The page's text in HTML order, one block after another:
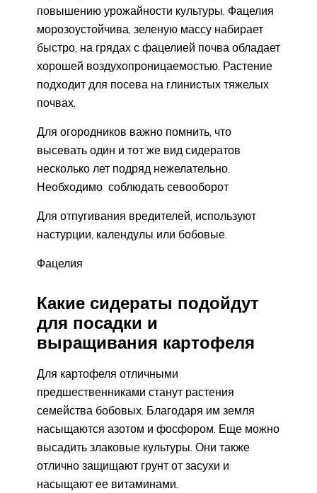
повышению урожайности культуры. Фацелия
морозоустойчива, зеленую массу набирает
быстро, на грядах с фацелией почва обладает
хорошей воздухопроницаемостью. Растение
подходит для посева на глинистых тяжелых
почвах.
Для огородников важно помнить, что
высевать один и тот же вид сидератов
несколько лет подряд нежелательно.
Необходимо соблюдать севооборот
Для отпугивания вредителей, используют
настурции, календулы или бобовые.
Фацелия
Какие сидераты подойдут
для посадки и
выращивания картофеля
Для картофеля отличными
предшественниками станут растения
семейства бобовых. Благодаря им земля
насыщаются азотом и фосфором. Еще можно
высадить злаковые культуры. Они также
отлично защищают грунт от засухи и
насыщают ее витаминами.